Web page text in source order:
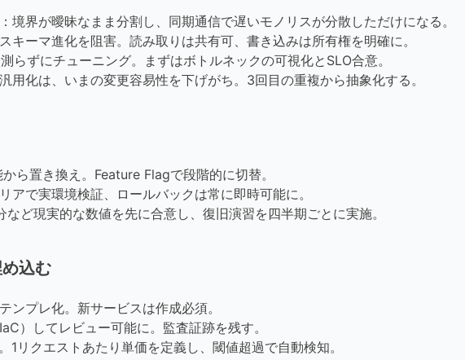
境界が曖昧なまま分割し、同期通信で遅いモノリスが分散しただけになる。
キーマ進化を阻害。読み取りは共有可、書き込みは所有権を明確に。
ずにチューニング。まずはボトルネックの可視化とSLO合意。
用化は、いまの変更容易性を下げがち。3回目の重複から抽象化する。
ら置き換え。Feature Flagで段階的に切替。
アで実環境検証、ロールバックは常に即時可能に。
ど現実的な数値を先に合意し、復旧演習を四半期ごとに実施。
込む
ンプレ化。新サービスは作成必須。
）してレビュー可能に。監査証跡を残す。
1リクエストあたり単価を定義し、閾値超過で自動検知。